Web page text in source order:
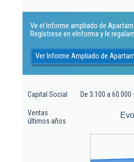
Ve el Informe ampliado de
Regístrese en eInforma y le
Ver Informe Ampliado de
Capital Social De 3.100 a 60.000
Ventas
últimos años